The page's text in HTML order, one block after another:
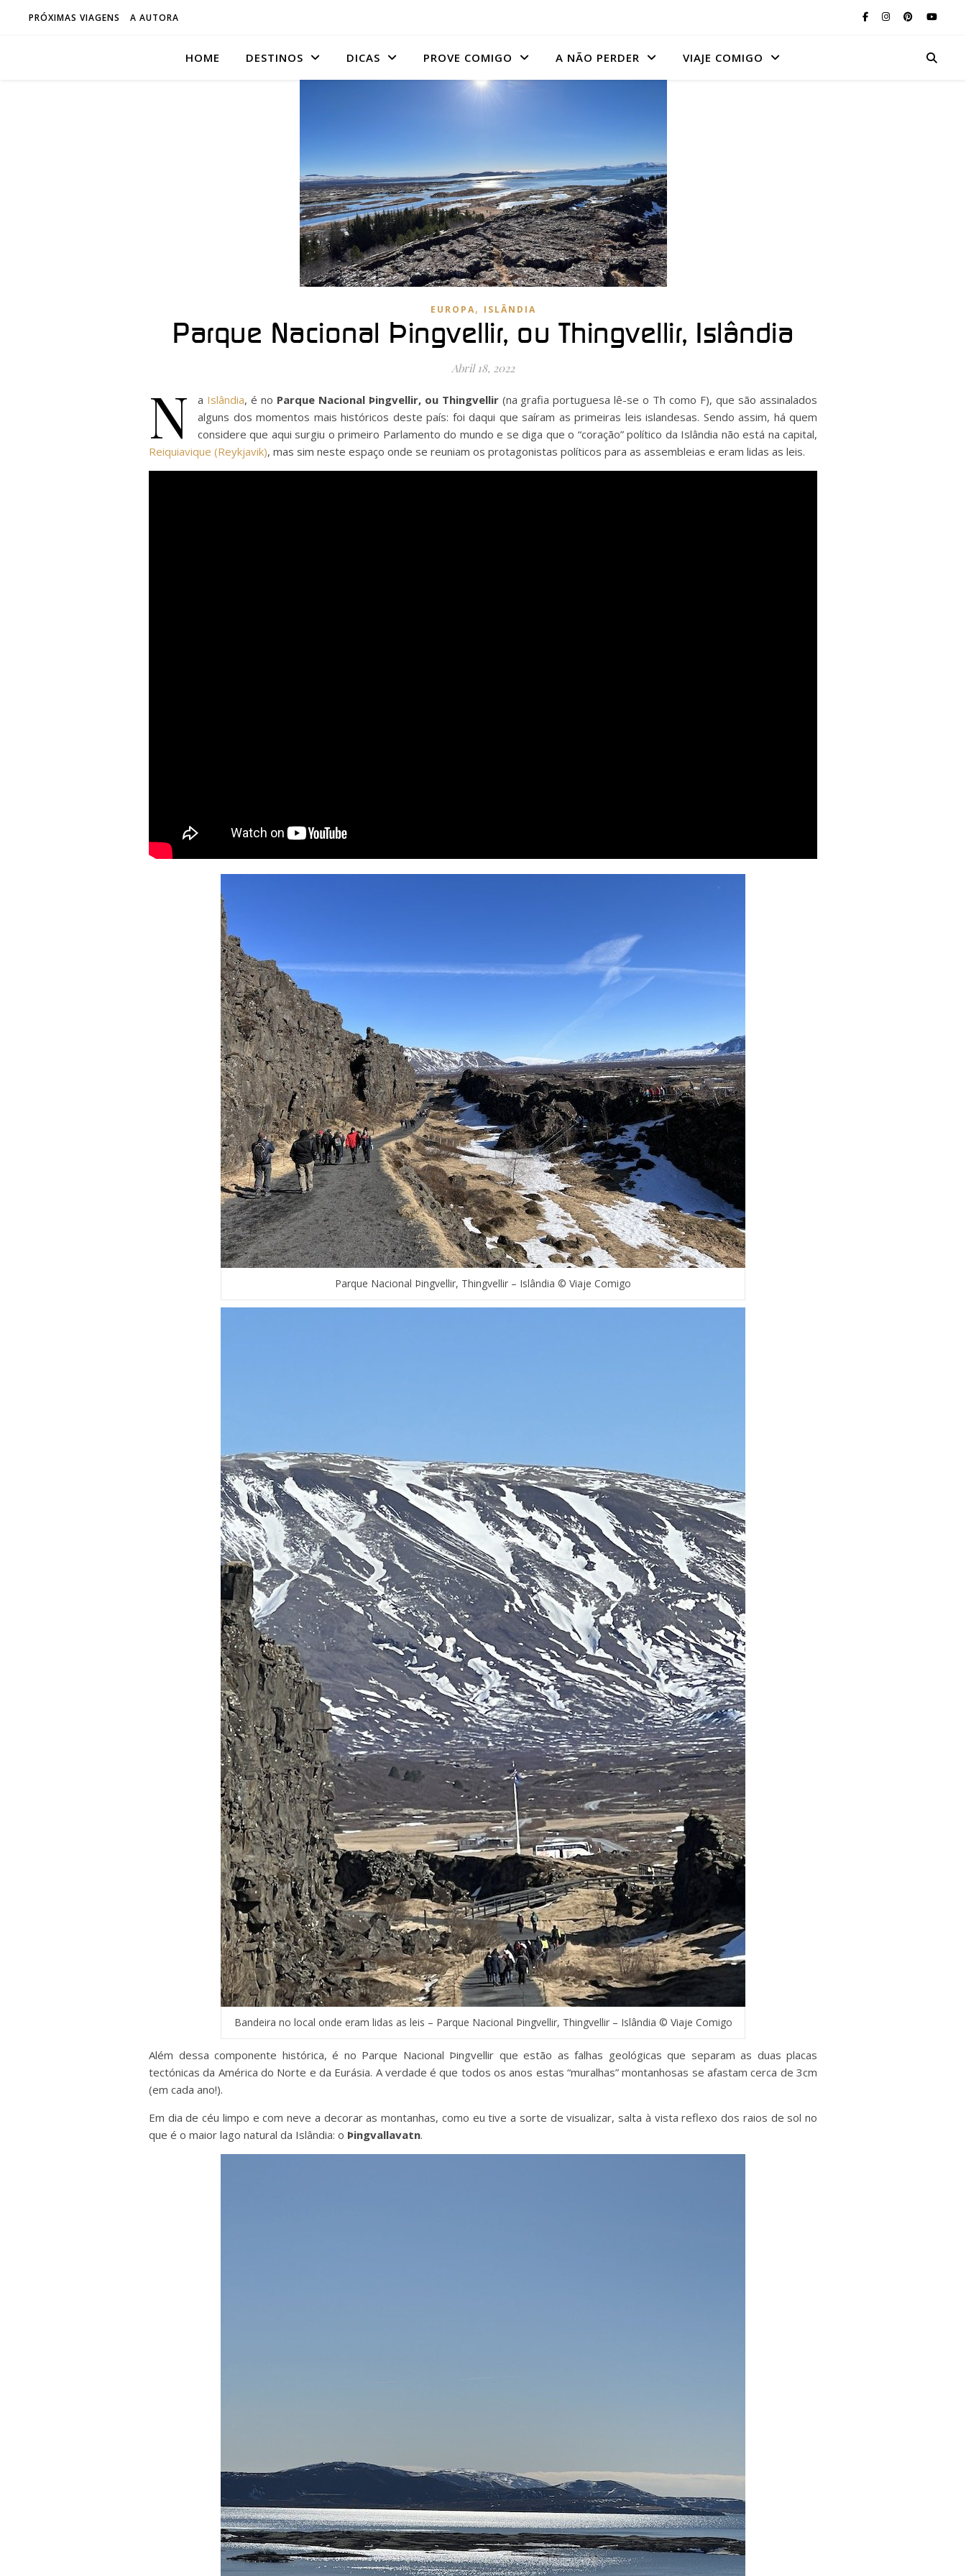
PRÓXIMAS VIAGENS A AUTORA
HOME DESTINOS DICAS PROVE COMIGO A NÃO PERDER VIAJE COMIGO
EUROPA, ISLÂNDIA
Parque Nacional Þingvellir, ou Thingvellir, Islândia
Abril 18, 2022
N a Islândia, é no Parque Nacional Þingvellir, ou Thingvellir(na grafia portuguesa lê-se o Th como F), que são assinalados
alguns dos momentos mais históricos deste país: foi daqui que saíram as primeiras leis islandesas. Sendo assim, há quem
considere que aqui surgiu o primeiro Parlamento do mundo e se diga que o “coração” político da Islândia não está na capital,
Reiquiavique (Reykjavik), mas sim neste espaço onde se reuniam os protagonistas políticos para as assembleias e eram lidas as leis.
Parque Nacional Þingvellir, Thingvellir – Islândia © Viaje Comigo
Bandeira no local onde eram lidas as leis – Parque Nacional Þingvellir, Thingvellir – Islândia © Viaje Comigo
Além dessa componente histórica, é no Parque Nacional Þingvellir que estão as falhas geológicas que separam as duas placas
tectónicas da América do Norte e da Eurásia. A verdade é que todos os anos estas “muralhas” montanhosas se afastam cerca de 3cm
(em cada ano!).
Em dia de céu limpo e com neve a decorar as montanhas, como eu tive a sorte de visualizar, salta à vista reflexo dos raios de sol no
que é o maior lago natural da Islândia: o Þingvallavatn.